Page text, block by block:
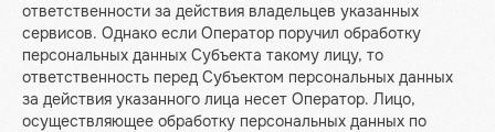
ответственности за действия владельцев указанных
сервисов. Однако если Оператор поручил обработку
персональных данных Субъекта такому лицу, то
ответственность перед Субъектом персональных данных
за действия указанного лица несет Оператор. Лицо,
осуществляющее обработку персональных данных по